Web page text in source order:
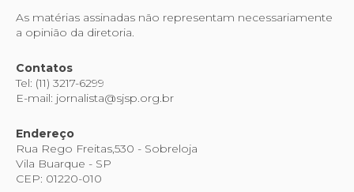
As matérias assinadas não representam necessariamente
a opinião da diretoria.
Contatos
Tel: (11) 3217-6299
E-mail: jornalista@sjsp.org.br
Endereço
Rua Rego Freitas,530 - Sobreloja
Vila Buarque - SP
CEP: 01220-010